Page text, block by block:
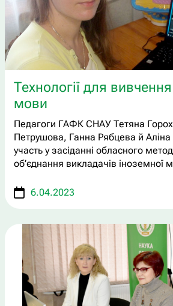
Технології для вивчення
мови
Педагоги ГАФК СНАУ Тетяна
Петрушова, Ганна Рябцева й Аліна
участь у засіданні обласного
об’єднання викладачів іноземної
6.04.2023